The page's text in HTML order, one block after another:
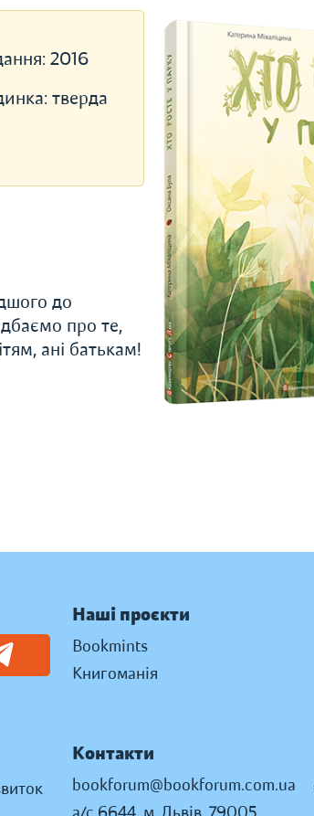
2016
тверда
до
про те,
ані батькам!
Наші проєкти
Bookmints
Книгоманія
Контакти
bookforum@bookforum.com.ua